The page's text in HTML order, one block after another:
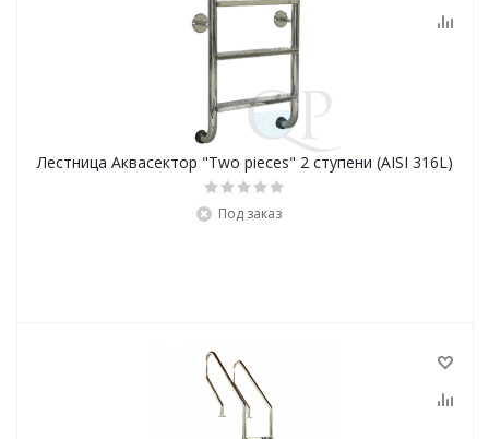
Лестница Аквасектор "Two pieces" 2 ступени (AISI 316L)
Под заказ